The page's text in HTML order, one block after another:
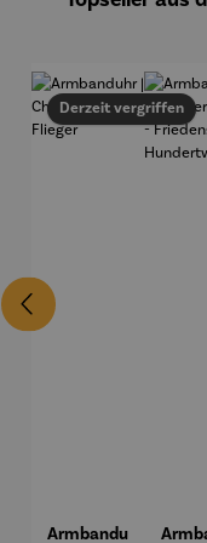
Derzeit vergriffen
Armbandu